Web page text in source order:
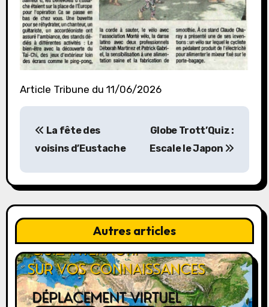
Article Tribune du 11/06/2026
N
v
i
g
a
t
i
La fête des
voisins d’Eustache
Globe Trott’Quiz :
Escale le Japon
Autres articles